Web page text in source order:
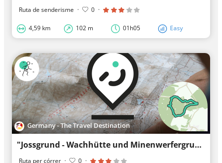
Ruta de senderisme · 0 ·
4,59 km 102 m 01h05 Easy
Germany - The Travel Destination
"Jossgrund - Wachhütte und Minenwerfergrund" Spessartspur
Ruta per córrer · 0 ·